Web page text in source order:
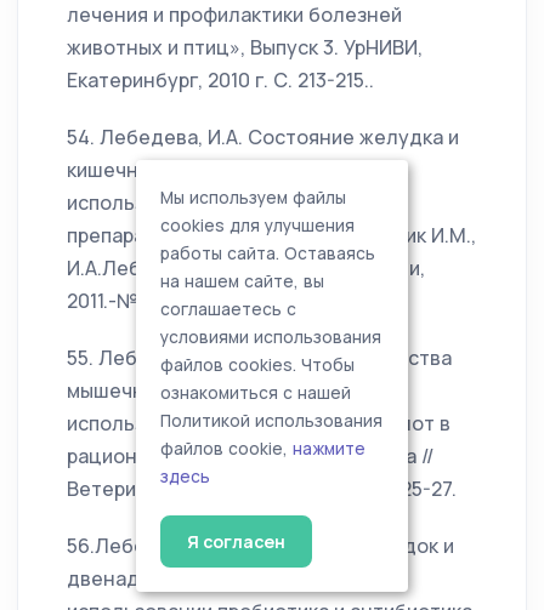
лечения и профилактики болезней
животных и птиц», Выпуск 3. УрНИВИ,
Екатеринбург, 2010 г. С. 213-215..
54. Лебедева, И.А. Состояние желудка и
кишечника цыплят-бройлеров при
использовании пробиотического
препарата Моноспорин / И.М. Донник И.М.,
И.А.Лебедева // Ветеринария Кубани,
2011.-№3.- С. 15-16.
55. Лебедева, И.А. Повышение качества
мышечной ткани цыплят с
использованием органических кислот в
рационе/ И.М.Донник, И.А.Лебедева //
Ветеринария Кубани, 2011.-№4.- С. 25-27.
56.Лебедева И. А. Мышечный желудок и
двенадцатиперстная кишка при
Мы используем файлы
cookies для улучшения
работы сайта. Оставаясь
на нашем сайте, вы
соглашаетесь с
условиями использования
файлов cookies. Чтобы
ознакомиться с нашей
Политикой использования
файлов cookie, нажмите
здесь
Я согласен